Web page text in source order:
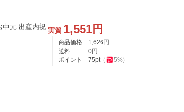
実質 1,551円
商品価格 1,626 円
送料
0円
ポイント
75pt（ 5%）